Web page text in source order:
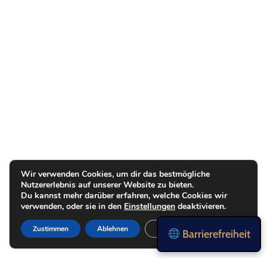
Barrierefreiheit
Wir verwenden Cookies, um dir das bestmögliche
Nutzererlebnis auf unserer Website zu bieten.
Du kannst mehr darüber erfahren, welche Cookies wir
verwenden, oder sie in den Einstellungen deaktivieren.
Zustimmen Ablehnen Einstellungen